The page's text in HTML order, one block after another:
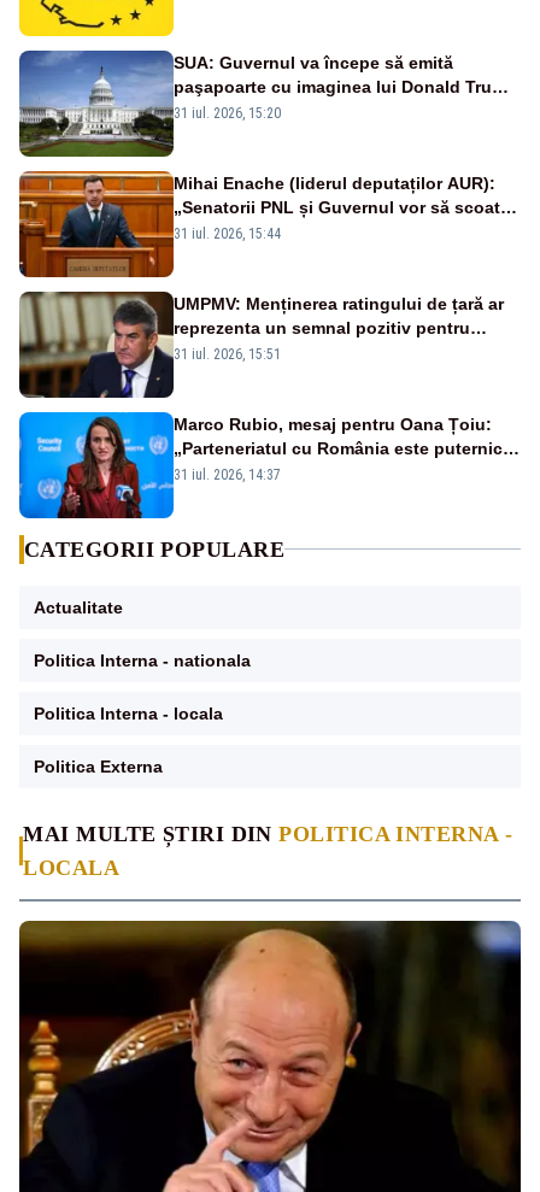
MAI MULTE ȘTIRI DINPOLITICA INTERNA -
LOCALA
SUA: Guvernul va începe să emită
paşapoarte cu imaginea lui Donald Trump
începând cu 8 august
31 iul. 2026, 15:20
Mihai Enache (liderul deputaților AUR):
„Senatorii PNL și Guvernul vor să scoată
la vânzare bunuri publice pentru a stinge
31 iul. 2026, 15:44
UMPMV: Menținerea ratingului de țară ar
reprezenta un semnal pozitiv pentru
România. Autoritățile trebuie să continue
31 iul. 2026, 15:51
Marco Rubio, mesaj pentru Oana Țoiu:
„Parteneriatul cu România este puternic
și prețuit”
31 iul. 2026, 14:37
CATEGORII POPULARE
Actualitate
Politica Interna - nationala
Politica Interna - locala
Politica Externa